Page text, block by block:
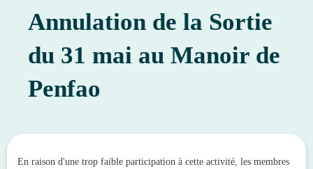
Annulation de la Sortie
du 31 mai au Manoir de
Penfao
En raison d'une trop faible participation à cette activité, les membres